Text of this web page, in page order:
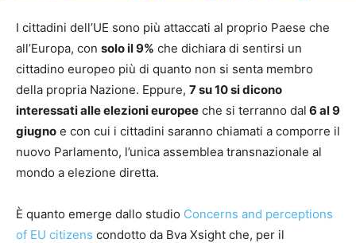
I cittadini dell’UE sono più attaccati al proprio Paese che
all’Europa, con solo il 9% che dichiara di sentirsi un
cittadino europeo più di quanto non si senta membro
della propria Nazione. Eppure, 7 su 10 si dicono
interessati alle elezioni europee che si terranno dal 6 al 9
giugno e con cui i cittadini saranno chiamati a comporre il
nuovo Parlamento, l’unica assemblea transnazionale al
mondo a elezione diretta.
È quanto emerge dallo studio Concerns and perceptions
of EU citizens condotto da Bva Xsight che, per il